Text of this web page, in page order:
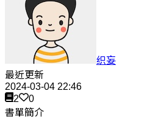
织妄
最近更新
2024-03-04 22:46
2
0
書單簡介